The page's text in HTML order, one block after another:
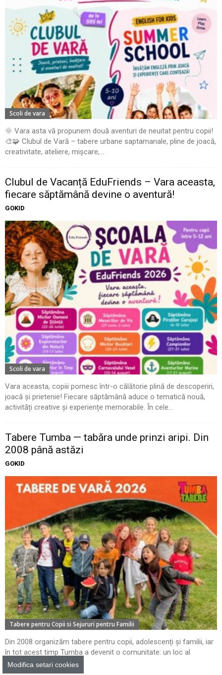
Scoli de vara
🌞 Vara asta vă propunem două aventuri de neuitat pentru copii!
🎨🧩 Clubul de Vară – tabere urbane saptamanale, pline de joacă,
creativitate, ateliere, mișcare,...
Clubul de Vacanță EduFriends – Vara aceasta,
fiecare săptămână devine o aventură!
GOKID
Scoli de vara
Vara aceasta, copiii pornesc într-o călătorie plină de descoperiri,
joacă și prietenie! Fiecare săptămână aduce o tematică nouă,
activități creative și experiențe memorabile. În cele...
Tabere Tumba — tabăra unde prinzi aripi. Din
2008 până astăzi
GOKID
Tabere pentru Copii si Sejururi pentru Familii
Din 2008 organizăm tabere pentru copii, adolescenți și familii, iar
în tot acest timp Tumba a devenit o comunitate: un loc al
aventurii, al...
Modifica setari cookies